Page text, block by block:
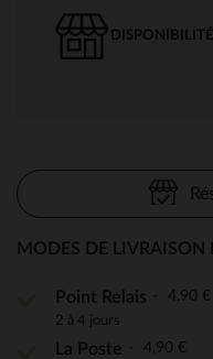
MODES DE LIVRAISON
Point Relais 4,90 €
2 à 4 jours
La Poste 4,90 €